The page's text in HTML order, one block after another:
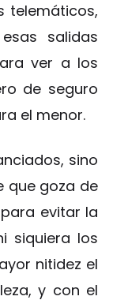
telemáticos,
salidas
ver a los
de seguro
el menor.
sino
que goza de
evitar la
siquiera los
nitidez el
y con el